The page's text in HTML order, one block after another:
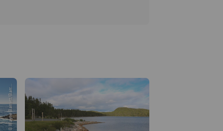
© Wayne Barrett/Barr...